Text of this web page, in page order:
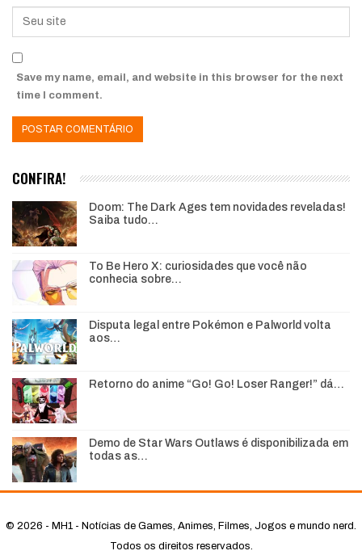
Save my name, email, and website in this browser for the next
time I comment.
CONFIRA!
Doom: The Dark Ages tem novidades reveladas!
Saiba tudo…
To Be Hero X: curiosidades que você não
conhecia sobre…
Disputa legal entre Pokémon e Palworld volta
aos…
Retorno do anime “Go! Go! Loser Ranger!” dá…
Demo de Star Wars Outlaws é disponibilizada em
todas as…
© 2026 - MH1 - Notícias de Games, Animes, Filmes, Jogos e mundo nerd.
Todos os direitos reservados.